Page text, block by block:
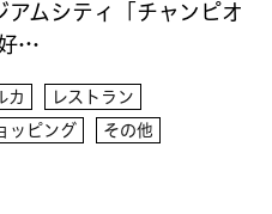
アムシティ「チャンピオ
好…
カ
レストラン
ッピング
その他